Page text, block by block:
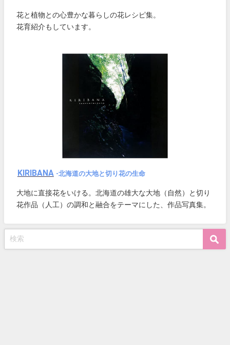
花と植物との心豊かな暮らしの花レシピ集。
花育紹介もしています。
KIRIBANA -北海道の大地と切り花の生命
大地に直接花をいける。北海道の雄大な大地（自然）と切り
花作品（人工）の調和と融合をテーマにした、作品写真集。